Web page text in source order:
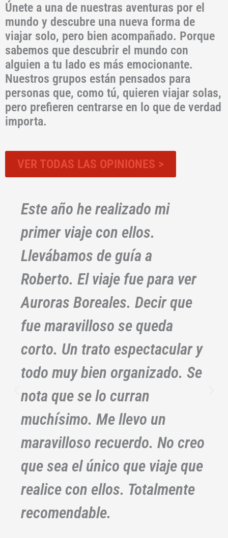
Únete a una de nuestras aventuras por el
mundo y descubre una nueva forma de
viajar solo, pero bien acompañado. Porque
sabemos que descubrir el mundo con
alguien a tu lado es más emocionante.
Nuestros grupos están pensados para
personas que, como tú, quieren viajar solas,
pero prefieren centrarse en lo que de verdad
importa.
VER TODAS LAS OPINIONES >
Este año he realizado mi
primer viaje con ellos.
Llevábamos de guía a
Roberto. El viaje fue para ver
Auroras Boreales. Decir que
fue maravilloso se queda
corto. Un trato espectacular y
todo muy bien organizado. Se
nota que se lo curran
muchísimo. Me llevo un
maravilloso recuerdo. No creo
que sea el único que viaje que
realice con ellos. Totalmente
recomendable.